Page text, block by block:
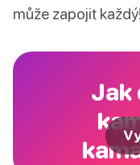
může zapojit každý!
Jak